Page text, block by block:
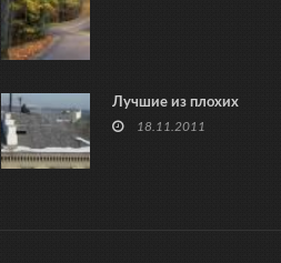
Лучшие из плохих
18.11.2011